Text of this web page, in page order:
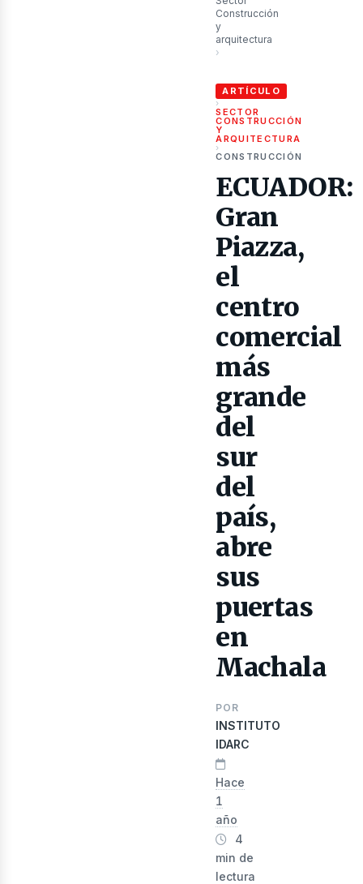
Construcción
y
arquitectura
›
ARTÍCULO
›
SECTOR
CONSTRUCCIÓN
Y
ARQUITECTURA
›
CONSTRUCCIÓN
ECUADOR:
Gran
Piazza,
el
centro
comercial
más
grande
del
sur
del
país,
abre
sus
puertas
en
Machala
POR
INSTITUTO
IDARC
Hace
1
año
4
min de
lectura